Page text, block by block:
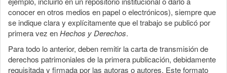
conocer en otros medios en papel o electrónicos), siempre que
se indique clara y explícitamente que el trabajo se publicó por
primera vez enHechos y Derechos.
Para todo lo anterior, deben remitir la carta de transmisión de
derechos patrimoniales de la primera publicación, debidamente
requisitada y firmada por las autoras o autores. Este formato